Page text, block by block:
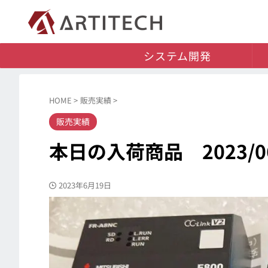
システム開発
HOME > 販売実績>
販売実績
本日の入荷商品 2023/
2023年6月19日